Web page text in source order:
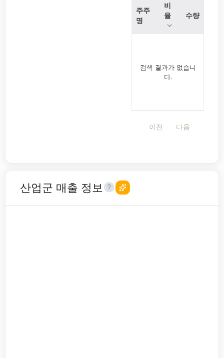
주주
명
비
율
수량
검색 결과가 없습니
다.
이전 다음
산업군 매출 정보